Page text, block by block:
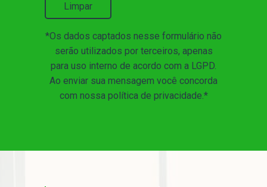
Limpar
*Os dados captados nesse formulário não
serão utilizados por terceiros, apenas
para uso interno de acordo com a LGPD.
Ao enviar sua mensagem você concorda
com nossa política de privacidade.*